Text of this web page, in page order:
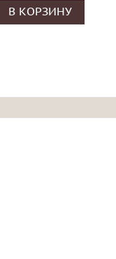
В КОРЗИНУ